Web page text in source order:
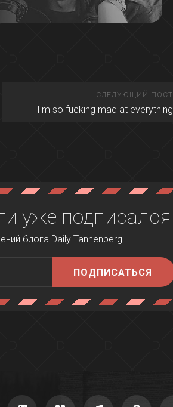
СЛЕДУЮЩИЙ ПОСТ
I'm so fucking mad at everything
уже подписался
блога Daily Tannenberg
ПОДПИСАТЬСЯ